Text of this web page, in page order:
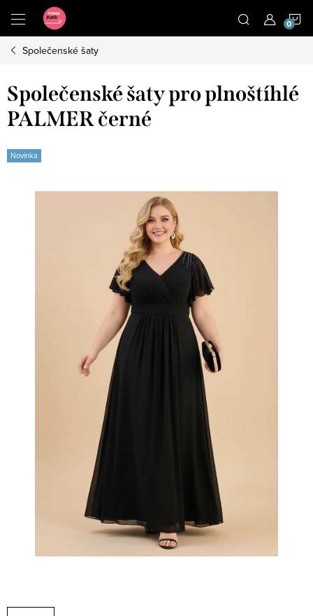
obsah
Společenské šaty
Společenské šaty pro plnoštíhlé
PALMER černé
Novinka